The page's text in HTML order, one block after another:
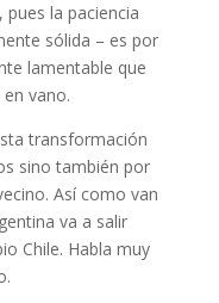
la paciencia
sólida – es por
lamentable que
vano.
transformación
sino también por
Así como van
va a salir
Chile. Habla muy